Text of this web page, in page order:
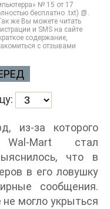
№ 15 от 17
бесплатно .txt) 📗.
же Вы можете читать
и SMS на сайте
содержание,
с отзывами
из-за которого
Wal-Mart стал
что в
в его ловушку
сообщения.
могло укрыться